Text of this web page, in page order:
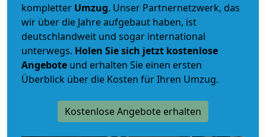
kompletter Umzug. Unser Partnernetzwerk, das
wir über die Jahre aufgebaut haben, ist
deutschlandweit und sogar international
unterwegs. Holen Sie sich jetzt kostenlose
Angebote und erhalten Sie einen ersten
Überblick über die Kosten für Ihren Umzug.
Kostenlose Angebote erhalten